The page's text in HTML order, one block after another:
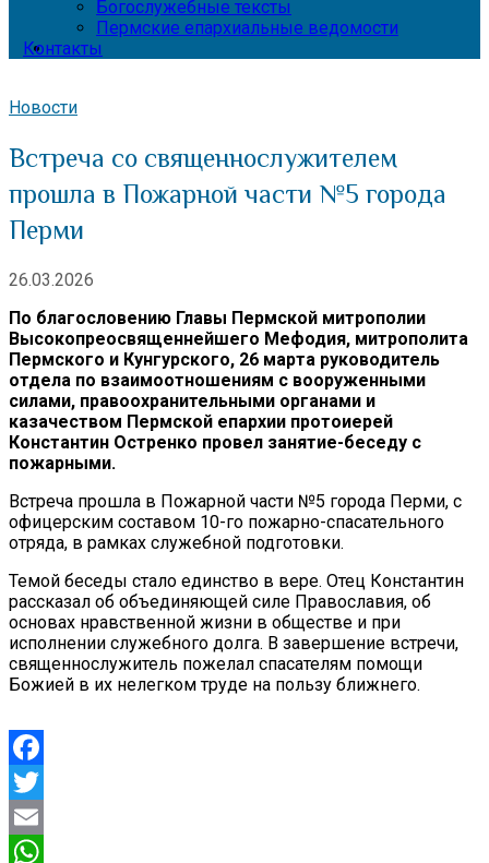
Богослужебные тексты
Пермские епархиальные ведомости
Контакты
Новости
Встреча со священнослужителем
прошла в Пожарной части №5 города
Перми
26.03.2026
По благословению Главы Пермской митрополии
Высокопреосвященнейшего Мефодия, митрополита
Пермского и Кунгурского, 26 марта руководитель
отдела по взаимоотношениям с вооруженными
силами, правоохранительными органами и
казачеством Пермской епархии протоиерей
Константин Остренко провел занятие-беседу с
пожарными.
Встреча прошла в Пожарной части №5 города Перми, с
офицерским составом 10-го пожарно-спасательного
отряда, в рамках служебной подготовки.
Темой беседы стало единство в вере. Отец Константин
рассказал об объединяющей силе Православия, об
основах нравственной жизни в обществе и при
исполнении служебного долга. В завершение встречи,
священнослужитель пожелал спасателям помощи
Божией в их нелегком труде на пользу ближнего.
Facebook
Twitter
Email